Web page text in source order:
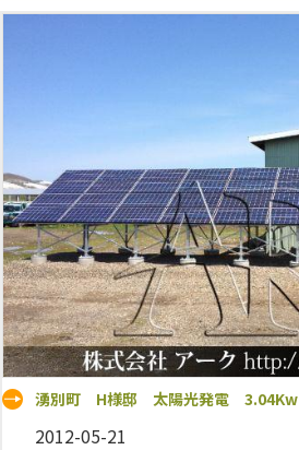
湧別町 H様邸 太陽光発電 3.04Kw
2012-05-21